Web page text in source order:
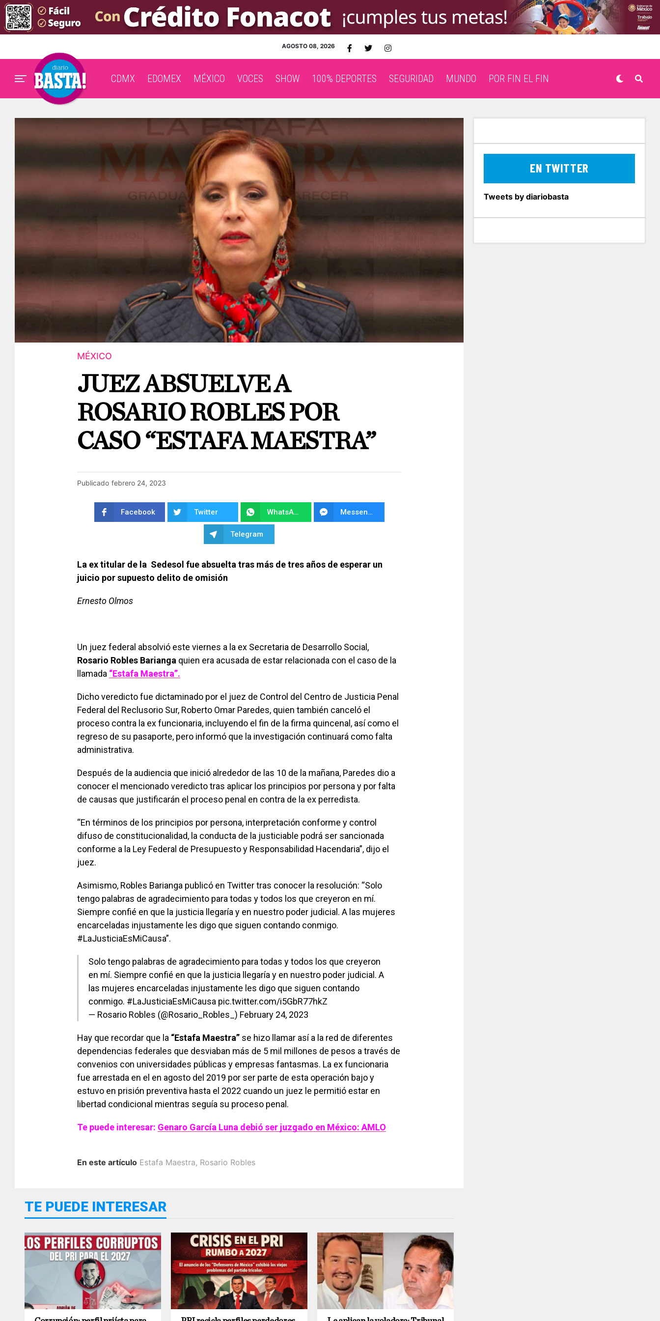
AGOSTO 08, 2026
CDMX EDOMEX MÉXICO VOCES SHOW 100% DEPORTES SEGURIDAD MUNDO POR FIN EL FIN
MÉXICO
JUEZ ABSUELVE A
ROSARIO ROBLES POR
CASO “ESTAFA MAESTRA”
Publicado febrero 24, 2023
Facebook Twitter WhatsApp Messenger
Telegram
La ex titular de la Sedesol fue absuelta tras más de tres años de esperar un
juicio por supuesto delito de omisión
Ernesto Olmos
Un juez federal absolvió este viernes a la ex Secretaria de Desarrollo Social,
Rosario Robles Barianga quien era acusada de estar relacionada con el caso de la
llamada “Estafa Maestra”.
Dicho veredicto fue dictaminado por el juez de Control del Centro de Justicia Penal
Federal del Reclusorio Sur, Roberto Omar Paredes, quien también canceló el
proceso contra la ex funcionaria, incluyendo el fin de la firma quincenal, así como el
regreso de su pasaporte, pero informó que la investigación continuará como falta
administrativa.
Después de la audiencia que inició alrededor de las 10 de la mañana, Paredes dio a
conocer el mencionado veredicto tras aplicar los principios por persona y por falta
de causas que justificarán el proceso penal en contra de la ex perredista.
“En términos de los principios por persona, interpretación conforme y control
difuso de constitucionalidad, la conducta de la justiciable podrá ser sancionada
conforme a la Ley Federal de Presupuesto y Responsabilidad Hacendaria”, dijo el
juez.
Asimismo, Robles Barianga publicó en Twitter tras conocer la resolución: “Solo
tengo palabras de agradecimiento para todas y todos los que creyeron en mí.
Siempre confié en que la justicia llegaría y en nuestro poder judicial. A las mujeres
encarceladas injustamente les digo que siguen contando conmigo.
#LaJusticiaEsMiCausa”.
Solo tengo palabras de agradecimiento para todas y todos los que creyeron
en mí. Siempre confié en que la justicia llegaría y en nuestro poder judicial. A
las mujeres encarceladas injustamente les digo que siguen contando
conmigo. #LaJusticiaEsMiCausa pic.twitter.com/i5GbR77hkZ
— Rosario Robles (@Rosario_Robles_) February 24, 2023
Hay que recordar que la “Estafa Maestra” se hizo llamar así a la red de diferentes
dependencias federales que desviaban más de 5 mil millones de pesos a través de
convenios con universidades públicas y empresas fantasmas. La ex funcionaria
fue arrestada en el en agosto del 2019 por ser parte de esta operación bajo y
estuvo en prisión preventiva hasta el 2022 cuando un juez le permitió estar en
libertad condicional mientras seguía su proceso penal.
Te puede interesar: Genaro García Luna debió ser juzgado en México: AMLO
En este artículo Estafa Maestra, Rosario Robles
TE PUEDE INTERESAR
EN TWITTER
Tweets by diariobasta